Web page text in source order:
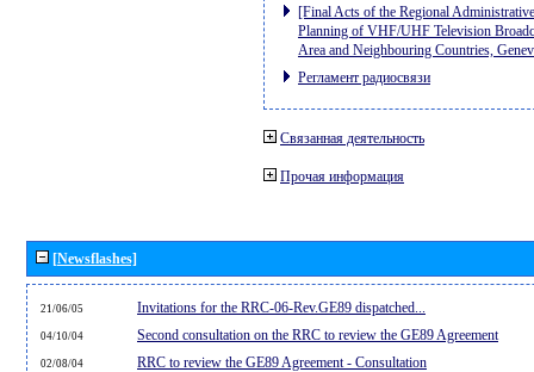
[Final Acts of the Regional
Planning of VHF/UHF Television
Area and Neighbouring Countries,
Регламент радиосвязи
Связанная деятельность
Прочая информация
[Newsflashes]
21/06/05 Invitations for the RRC-06-Rev.GE89 dispatched...
04/10/04 Second consultation on the RRC to review the GE89 Agreement
02/08/04 RRC to review the GE89 Agreement - Consultation